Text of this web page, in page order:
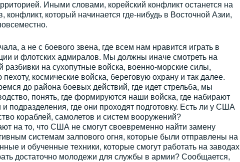
Иными словами, корейский конфликт останется на
конфликт, который начинается где-нибудь в Восточной Азии,
а не с боевого звена, где всем нам нравится играть в
и флотских адмиралов. Мы должны иначе смотреть на
на сухопутные войска, военно-морские силы,
космические войска, береговую охрану и так далее.
до района боевых действий, где идет стрельба, мы
понять, где формируются наши войска, где набирают
подразделения, где они проходят подготовку. Есть ли у США
кораблей, самолетов и систем вооружений?
на то, что США не смогут своевременно найти замену
системам залпового огня, которые были отправлены на
и обученные техники, которые смогут работать на заводах
достаточно молодежи для службы в армии? Сообщается,